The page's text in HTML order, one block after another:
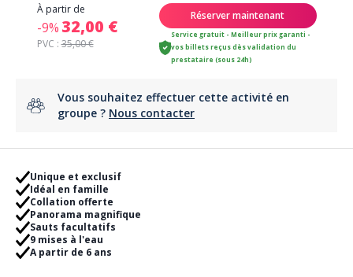
À partir de
-9% 32,00 €
PVC :35,00 €
Réserver maintenant
Service gratuit - Meilleur prix garanti -
vos billets reçus dès validation du
prestataire (sous 24h)
Vous souhaitez effectuer cette activité en
groupe ? Nous contacter
Unique et exclusif
Idéal en famille
Collation offerte
Panorama magnifique
Sauts facultatifs
9 mises à l'eau
A partir de 6 ans